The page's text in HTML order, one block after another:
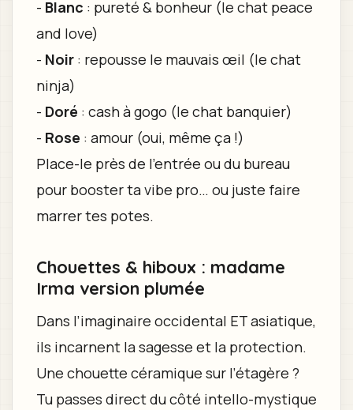
- Blanc : pureté & bonheur (le chat peace
and love)
- Noir: repousse le mauvais œil (le chat
ninja)
- Doré : cash à gogo (le chat banquier)
- Rose : amour (oui, même ça !)
Place-le près de l’entrée ou du bureau
pour booster ta vibe pro… ou juste faire
marrer tes potes.
Chouettes & hiboux : madame
Irma version plumée
Dans l’imaginaire occidental ET asiatique,
ils incarnent la sagesse et la protection.
Une chouette céramique sur l’étagère ?
Tu passes direct du côté intello-mystique